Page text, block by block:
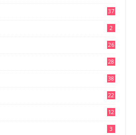
37
2
26
28
38
22
12
3